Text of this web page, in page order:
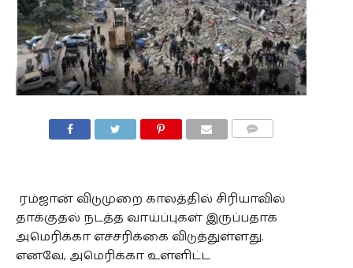
ரம்ஜான் விடுமுறை காலத்தில் சிரியாவில்
தாக்குதல் நடத்த வாய்ப்புகள் இருப்பதாக
அமெரிக்கா எச்சரிக்கை விடுத்துள்ளது.
எனவே, அமெரிக்கா உள்ளிட்ட